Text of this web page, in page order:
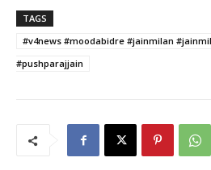
TAGS
#v4news #moodabidre #jainmilan
#pushparajjain